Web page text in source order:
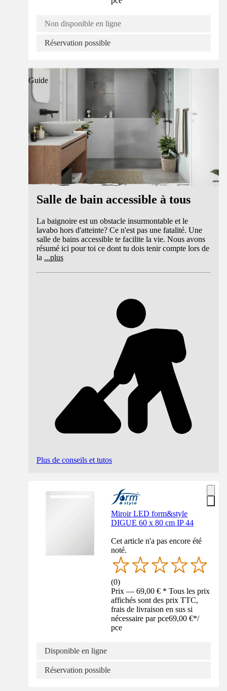
Non disponible en ligne
Réservation possible
Guide
Salle de bain accessible à tous
La baignoire est un obstacle insurmontable et le
lavabo hors d'atteinte? Ce n'est pas une fatalité. Une
salle de bains accessible te facilite la vie. Nous avons
résumé ici pour toi ce dont tu dois tenir compte lors de
la ...plus
Plus de conseils et tutos
Miroir LED form&style
DIGUE 60 x 80 cm IP 44
Cet article n'a pas encore été
noté.
(0)
Prix — 69,00 € * Tous les prix
affichés sont des prix TTC,
frais de livraison en sus si
nécessaire par pce69,00 €*/
pce
Disponible en ligne
Réservation possible